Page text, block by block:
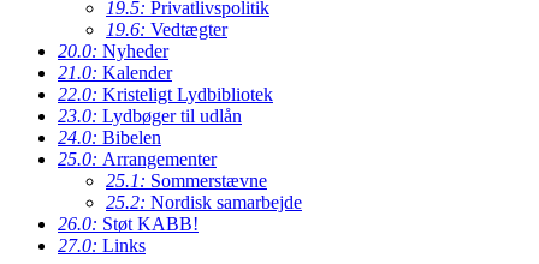
19.5: Privatlivspolitik
19.6: Vedtægter
20.0: Nyheder
21.0: Kalender
22.0: Kristeligt Lydbibliotek
23.0: Lydbøger til udlån
24.0: Bibelen
25.0: Arrangementer
25.1: Sommerstævne
25.2: Nordisk samarbejde
26.0: Støt KABB!
27.0: Links